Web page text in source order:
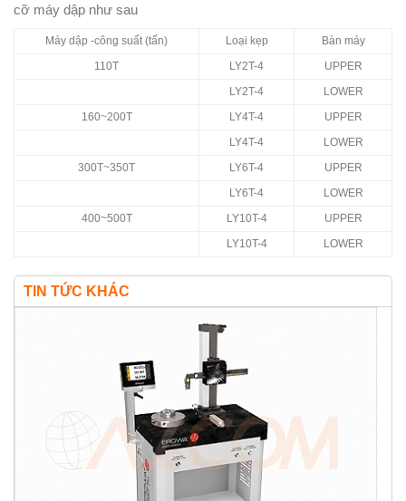
cỡ máy dập như sau
Máy dập -công suất (tấn) Loại kẹp
Bàn máy
110T
LY2T-4
UPPER
LY2T-4
LOWER
160~200T
LY4T-4
UPPER
LY4T-4
LOWER
300T~350T
LY6T-4
UPPER
LY6T-4
LOWER
400~500T
LY10T-4
UPPER
LY10T-4
LOWER
TIN TỨC KHÁC